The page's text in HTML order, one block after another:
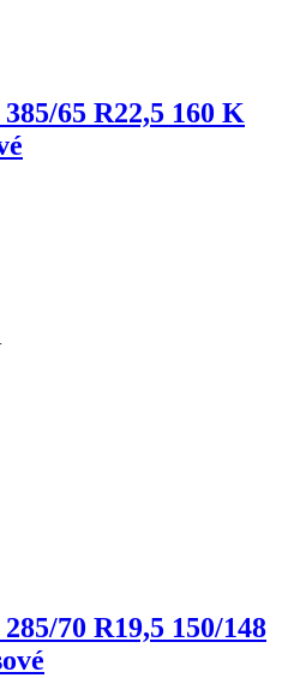
385/65 R22,5 160 K
285/70 R19,5 150/148